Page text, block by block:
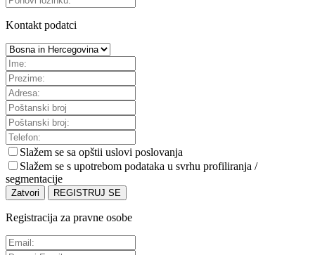
Kontakt podatci
Slažem se sa opštii uslovi poslovanja
Slažem se s upotrebom podataka u svrhu profiliranja /
segmentacije
Zatvori REGISTRUJ SE
Registracija za pravne osobe